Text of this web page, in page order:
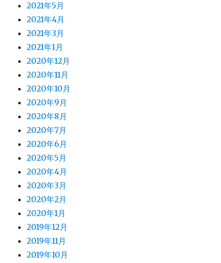
2021年5月
2021年4月
2021年3月
2021年1月
2020年12月
2020年11月
2020年10月
2020年9月
2020年8月
2020年7月
2020年6月
2020年5月
2020年4月
2020年3月
2020年2月
2020年1月
2019年12月
2019年11月
2019年10月